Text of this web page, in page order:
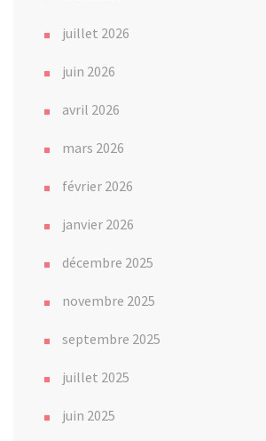
juillet 2026
juin 2026
avril 2026
mars 2026
février 2026
janvier 2026
décembre 2025
novembre 2025
septembre 2025
juillet 2025
juin 2025